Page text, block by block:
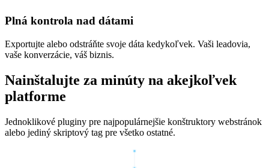
Plná kontrola nad dátami
Exportujte alebo odstráňte svoje dáta kedykoľvek. Vaši leadovia,
vaše konverzácie, váš biznis.
Nainštalujte za minúty na akejkoľvek
platforme
Jednoklikové pluginy pre najpopulárnejšie konštruktory webstránok
alebo jediný skriptový tag pre všetko ostatné.